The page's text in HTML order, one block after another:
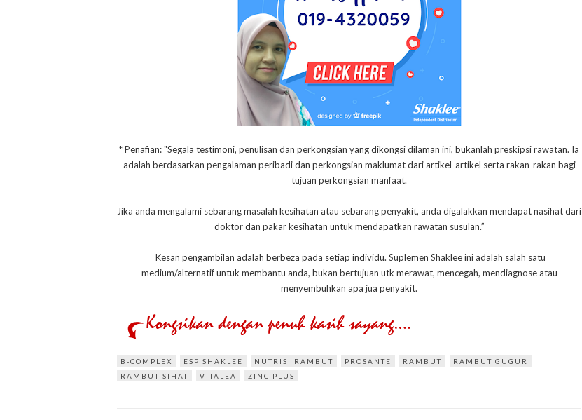
* Penafian: "Segala testimoni, penulisan dan perkongsian yang dikongsi dilaman ini, bukanlah preskipsi rawatan. Ia
adalah berdasarkan pengalaman peribadi dan perkongsian maklumat dari artikel-artikel serta rakan-rakan bagi
tujuan perkongsian manfaat.
Jika anda mengalami sebarang masalah kesihatan atau sebarang penyakit, anda digalakkan mendapat nasihat dari
doktor dan pakar kesihatan untuk mendapatkan rawatan susulan.”
Kesan pengambilan adalah berbeza pada setiap individu. Suplemen Shaklee ini adalah salah satu
medium/alternatif untuk membantu anda, bukan bertujuan utk merawat, mencegah, mendiagnose atau
menyembuhkan apa jua penyakit.
B-COMPLEX ESP SHAKLEE NUTRISI RAMBUT PROSANTE RAMBUT
RAMBUT GUGUR
RAMBUT SIHAT
VITALEA ZINC PLUS